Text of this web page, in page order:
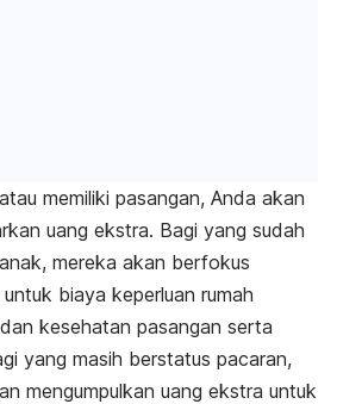
memiliki pasangan, Anda akan
uang ekstra. Bagi yang sudah
mereka akan berfokus
biaya keperluan rumah
kesehatan pasangan serta
yang masih berstatus pacaran,
mengumpulkan uang ekstra untuk